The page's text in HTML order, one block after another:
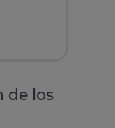
de los